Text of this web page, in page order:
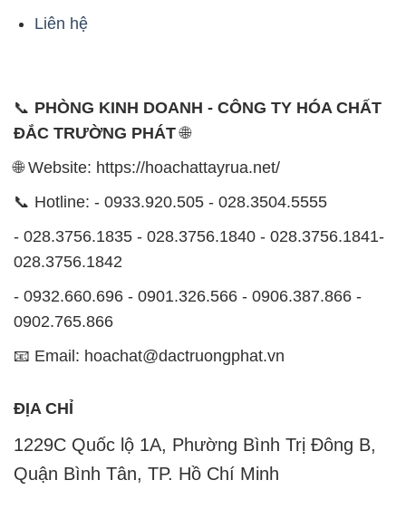
Liên hệ
📞 PHÒNG KINH DOANH - CÔNG TY HÓA CHẤT
ĐẮC TRƯỜNG PHÁT🌐
🌐 Website: https://hoachattayrua.net/
📞 Hotline: - 0933.920.505 - 028.3504.5555
- 028.3756.1835 - 028.3756.1840 - 028.3756.1841-
028.3756.1842
- 0932.660.696 - 0901.326.566 - 0906.387.866 -
0902.765.866
📧 Email: hoachat@dactruongphat.vn
ĐỊA CHỈ
1229C Quốc lộ 1A, Phường Bình Trị Đông B,
Quận Bình Tân, TP. Hồ Chí Minh